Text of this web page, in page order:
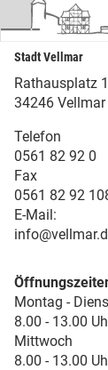
Stadt Vellmar
Rathausplatz 1
34246 Vellmar
Telefon
0561 82 92 0
Fax
0561 82 92
E-Mail:
Montag -
8.00 - 13.00
Mittwoch
8.00 - 13.00